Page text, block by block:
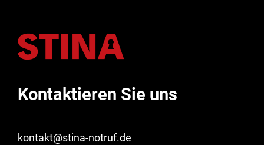
Kontaktieren Sie uns
kontakt@stina-notruf.de